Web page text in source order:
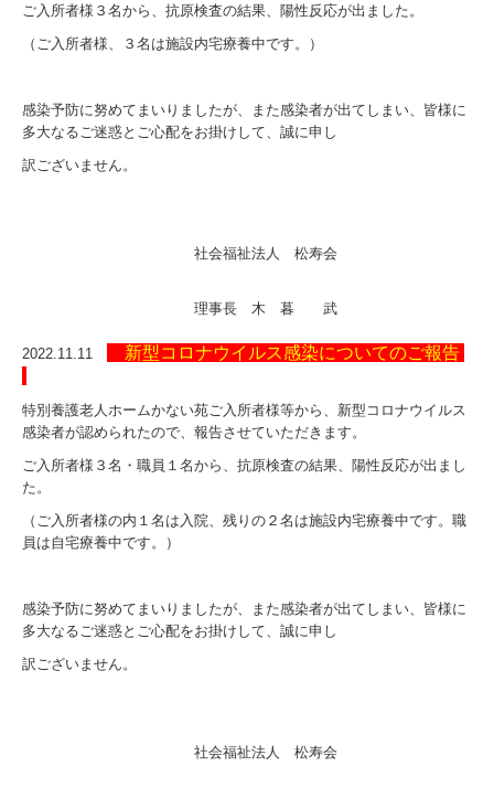
ご入所者様３名から、抗原検査の結果、陽性反応が出ました。
（ご入所者様、３名は施設内宅療養中です。）
感染予防に努めてまいりましたが、また感染者が出てしまい、皆様に
多大なるご迷惑とご心配をお掛けして、誠に申し
訳ございません。
社会福祉法人 松寿会
理事長 木 暮 武
2022.11.11 新型コロナウイルス感染についてのご報告
特別養護老人ホームかない苑ご入所者様等から、新型コロナウイルス
感染者が認められたので、報告させていただきます。
ご入所者様３名・職員１名から、抗原検査の結果、陽性反応が出まし
た。
（ご入所者様の内１名は入院、残りの２名は施設内宅療養中です。職
員は自宅療養中です。）
感染予防に努めてまいりましたが、また感染者が出てしまい、皆様に
多大なるご迷惑とご心配をお掛けして、誠に申し
訳ございません。
社会福祉法人 松寿会